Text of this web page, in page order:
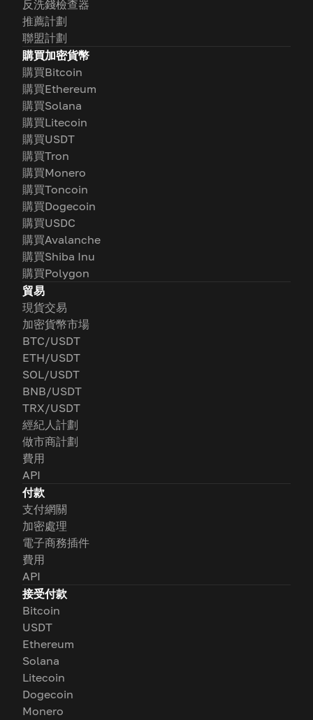
反洗錢檢查器
推薦計劃
聯盟計劃
購買加密貨幣
購買Bitcoin
購買Ethereum
購買Solana
購買Litecoin
購買USDT
購買Tron
購買Monero
購買Toncoin
購買Dogecoin
購買USDC
購買Avalanche
購買Shiba Inu
購買Polygon
貿易
現貨交易
加密貨幣市場
BTC/USDT
ETH/USDT
SOL/USDT
BNB/USDT
TRX/USDT
經紀人計劃
做市商計劃
費用
API
付款
支付網關
加密處理
電子商務插件
費用
API
接受付款
Bitcoin
USDT
Ethereum
Solana
Litecoin
Dogecoin
Monero